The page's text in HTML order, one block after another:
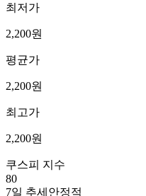
최저가
2,200원
평균가
2,200원
최고가
2,200원
쿠스피 지수
80
7일 추세 안정적